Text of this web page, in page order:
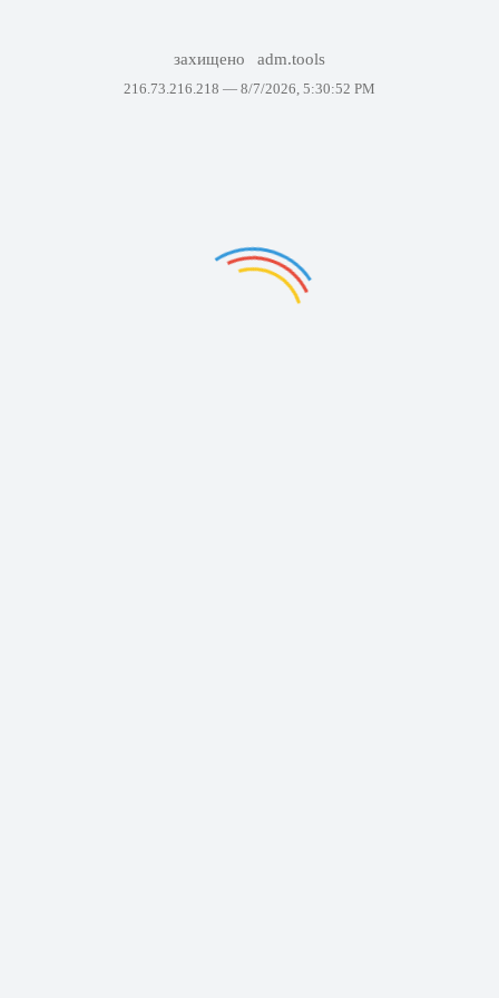
захищено adm.tools
216.73.216.218 — 8/7/2026, 5:30:52 PM